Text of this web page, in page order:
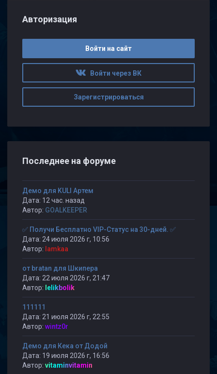
Авторизация
Войти на сайт
Войти через ВК
Зарегистрироваться
Последнее на форуме
Демо для KULI Артем
Дата: 12 час. назад
Автор: GOALKEEPER
✅ Получи Бесплатно VIP-Статус на 30-дней. ✅
Дата: 24 июля 2026 г, 10:56
Автор: lamkaa
от bratan для Шкипера
Дата: 22 июля 2026 г, 21:47
Автор: lelikbolik
111111
Дата: 21 июля 2026 г, 22:55
Автор: wintz0r
Демо для Кека от Додой
Дата: 19 июля 2026 г, 16:56
Автор: vitaminvitamin